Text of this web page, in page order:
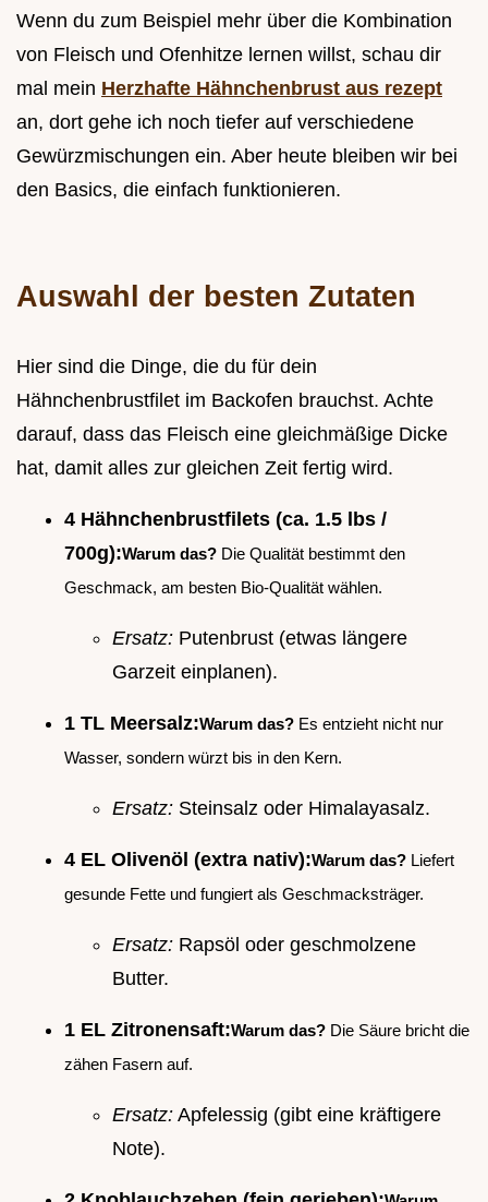
Wenn du zum Beispiel mehr über die Kombination
von Fleisch und Ofenhitze lernen willst, schau dir
mal mein Herzhafte Hähnchenbrust aus rezept
an, dort gehe ich noch tiefer auf verschiedene
Gewürzmischungen ein. Aber heute bleiben wir bei
den Basics, die einfach funktionieren.
Auswahl der besten Zutaten
Hier sind die Dinge, die du für dein
Hähnchenbrustfilet im Backofen brauchst. Achte
darauf, dass das Fleisch eine gleichmäßige Dicke
hat, damit alles zur gleichen Zeit fertig wird.
4 Hähnchenbrustfilets (ca. 1.5 lbs /
700g):Warum das? Die Qualität bestimmt den
Geschmack, am besten Bio-Qualität wählen.
Ersatz: Putenbrust (etwas längere
Garzeit einplanen).
1 TL Meersalz:Warum das? Es entzieht nicht nur
Wasser, sondern würzt bis in den Kern.
Ersatz: Steinsalz oder Himalayasalz.
4 EL Olivenöl (extra nativ):Warum das? Liefert
gesunde Fette und fungiert als Geschmacksträger.
Ersatz: Rapsöl oder geschmolzene
Butter.
1 EL Zitronensaft:Warum das? Die Säure bricht die
zähen Fasern auf.
Ersatz: Apfelessig (gibt eine kräftigere
Note).